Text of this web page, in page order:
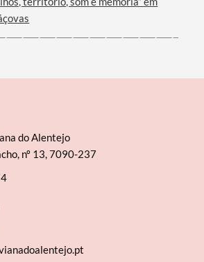
do Alentejo
nº 13, 7090-237